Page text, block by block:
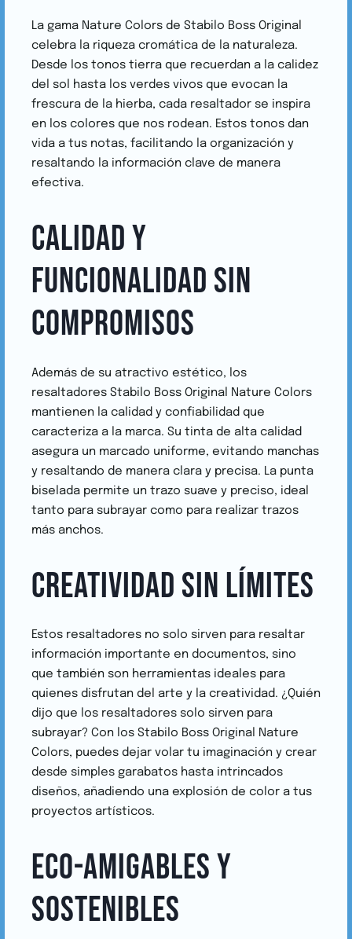
La gama Nature Colors de Stabilo Boss Original
celebra la riqueza cromática de la naturaleza.
Desde los tonos tierra que recuerdan a la calidez
del sol hasta los verdes vivos que evocan la
frescura de la hierba, cada resaltador se inspira
en los colores que nos rodean. Estos tonos dan
vida a tus notas, facilitando la organización y
resaltando la información clave de manera
efectiva.
CALIDAD Y
FUNCIONALIDAD SIN
COMPROMISOS
Además de su atractivo estético, los
resaltadores Stabilo Boss Original Nature Colors
mantienen la calidad y confiabilidad que
caracteriza a la marca. Su tinta de alta calidad
asegura un marcado uniforme, evitando manchas
y resaltando de manera clara y precisa. La punta
biselada permite un trazo suave y preciso, ideal
tanto para subrayar como para realizar trazos
más anchos.
CREATIVIDAD SIN LÍMITES
Estos resaltadores no solo sirven para resaltar
información importante en documentos, sino
que también son herramientas ideales para
quienes disfrutan del arte y la creatividad. ¿Quién
dijo que los resaltadores solo sirven para
subrayar? Con los Stabilo Boss Original Nature
Colors, puedes dejar volar tu imaginación y crear
desde simples garabatos hasta intrincados
diseños, añadiendo una explosión de color a tus
proyectos artísticos.
ECO-AMIGABLES Y
SOSTENIBLES